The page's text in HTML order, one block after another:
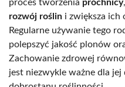
proces tworzenia próchnicy
rozwój roślin i zwiększa ich
Regularne używanie tego
polepszyć jakość plonów
Zachowanie zdrowej
jest niezwykle ważne dla jej